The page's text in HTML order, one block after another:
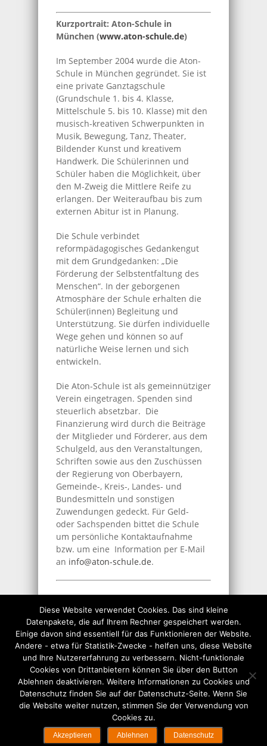
Kurzportrait: Aton-Schule in
München (www.aton-schule.de)
Im September 2004 wurde die Aton-
Schule in München gegründet. Sie ist
eine private Ganztagschule
(Grundschule 1. bis 4. Klasse,
Mittelschule 5. bis 10. Klasse) mit den
musisch-kreativen Schwerpunkten in
Musik, Bewegung, Tanz, Theater,
Bildender Kunst und kreativem
Handwerk. Die Schülerinnen und
Schüler haben die Möglichkeit, über
den M-Zweig die Mittlere Reife zu
erlangen. Der Weiteraufbau bis zum
externen Abitur ist in Planung.
Die Schule verbindet
reformpädagogisches Gedankengut
mit dem Grundgedanken: „Die
Förderung der Selbstentfaltung des
Menschen“. In der geborgenen
Atmosphäre der Schule erhalten die
Schüler(innen) Begleitung und
Unterstützung. Sie dürfen individuelle
Wege gehen und können so auf
natürliche Weise lernen und sich
entwickeln.
Die Aton-Schule ist als gemeinnütziger
Verein eingetragen. Spenden sind
steuerlich absetzbar. Die
Finanzierung wird durch die Beiträge
der Mitglieder und Förderer, aus dem
Schulgeld, aus den Veranstaltungen,
Schriften sowie aus den Zuschüssen
der Regierung von Oberbayern,
Gemeinde-, Kreis-, Landes- und
Bundesmitteln und sonstigen
Zuwendungen gedeckt. Für Geld-
oder Sachspenden bittet die Schule
um persönliche Kontaktaufnahme
bzw. um eine Information per E-Mail
an info@aton-schule.de.
THEMEN: VEREINE
Kreativ Privatschule Schule
© Copyright 2026 futureCONCEPTS | Hosted bySEO-
Softworks
Diese Website verwendet Cookies. Das sind kleine
Datenpakete, die auf Ihrem Rechner gespeichert werden.
Einige davon sind essentiell für das Funktionieren der Website.
Andere - etwa für Statistik-Zwecke - helfen uns, diese Website
und Ihre Nutzererfahrung zu verbessern. Nicht-funktionale
Cookies von Drittanbietern können Sie über den Button
Ablehnen deaktivieren. Weitere Informationen zu Cookies und
Datenschutz finden Sie auf der Datenschutz-Seite. Wenn Sie
die Website weiter nutzen, stimmen Sie der Verwendung von
Cookies zu.
Akzeptieren Ablehnen Datenschutz